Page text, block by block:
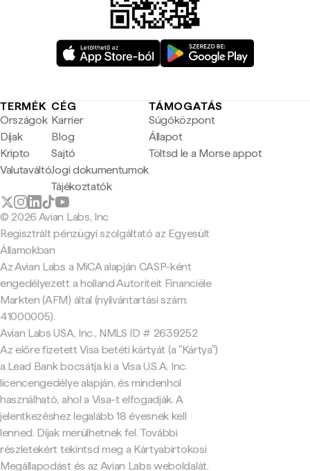
TERMÉK
Országok
Díjak
Kripto
Valutaváltó
CÉG
Karrier
Blog
Sajtó
Jogi dokumentumok
Tájékoztatók
TÁMOGATÁS
Súgóközpont
Állapot
Töltsd le a Morse appot
© 2026 Avian Labs, Inc
Regisztrált pénzügyi szolgáltató az Egyesült
Államokban
Az Avian Labs a MiCA alapján CASP-ként
engedélyezett a holland Autoriteit Financiële
Markten (AFM) által (nyilvántartási szám:
41000005).
Avian Labs USA, Inc., NMLS ID # 2639252
Az előre fizetett Visa betéti kártyát (a "Kártya")
a Lead Bank bocsátja ki a Visa U.S.A. Inc.
licencengedélye alapján, és mindenhol
használható, ahol a Visa-t elfogadják. A
jelentkezéshez legalább 18 évesnek kell
lenned. Díjak merülhetnek fel. További
részletekért tekintsd meg a Kártyabirtokosi
Megállapodást és az Avian Labs weboldalát.